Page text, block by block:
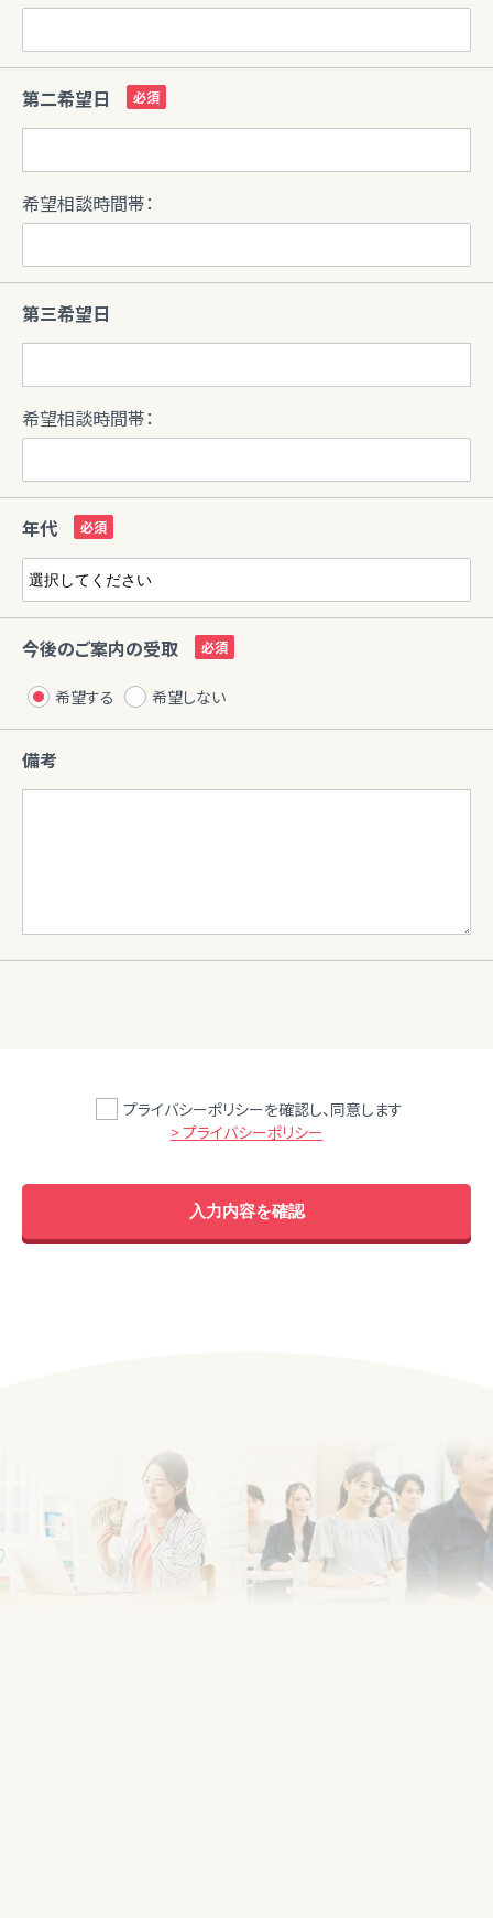
第二希望日
希望相談時間帯：
第三希望日
希望相談時間帯：
年代
今後のご案内の受取
希望する 希望しない
備考
プライバシーポリシーを確認し、同意します
> プライバシーポリシー
入力内容を確認